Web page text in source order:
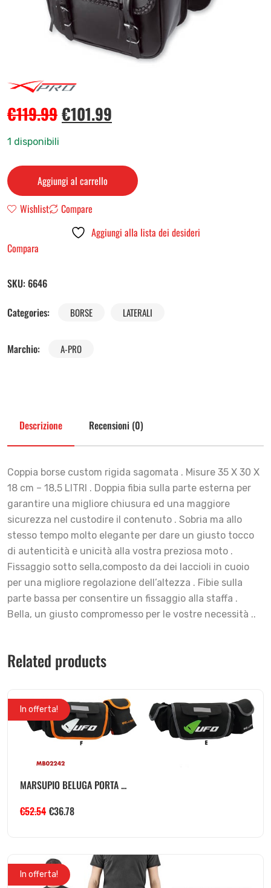
€119.99€101.99
1 disponibili
Aggiungi al carrello
Wishlist
Compare
Aggiungi alla lista dei desideri
Compara
SKU: 6646
Categories:
BORSE LATERALI
Marchio: A-PRO
Descrizione Recensioni (0)
Coppia borse custom rigida sagomata . Misure 35 X 30 X
18 cm – 18,5 LITRI . Doppia fibia sulla parte esterna per
garantire una migliore chiusura ed una maggiore
sicurezza nel custodire il contenuto . Sobria ma allo
stesso tempo molto elegante per dare un giusto tocco
di autenticità e unicità alla vostra preziosa moto .
Fissaggio sotto sella,composto da dei laccioli in cuoio
per una migliore regolazione dell’altezza . Fibie sulla
parte bassa per consentire un fissaggio alla staffa .
Bella, un giusto compromesso per le vostre necessità ..
Related products
In offerta!
MARSUPIO BELUGA PORTA ...
€52.54 €36.78
In offerta!